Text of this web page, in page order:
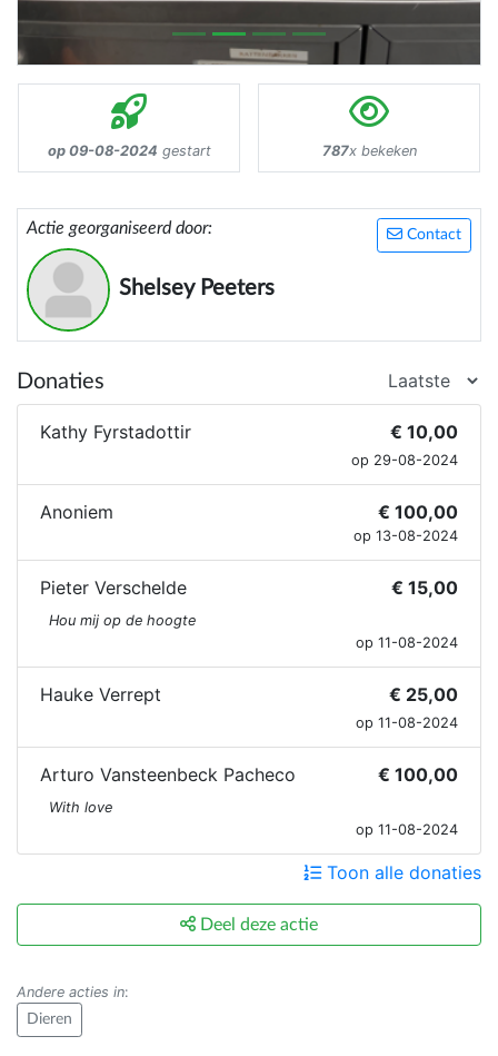
op 09-08-2024 gestart 787x bekeken
Contact
Actie georganiseerd door:
Shelsey Peeters
Donaties
Kathy Fyrstadottir € 10,00
op 29-08-2024
Anoniem € 100,00
op 13-08-2024
Pieter Verschelde € 15,00
Hou mij op de hoogte
op 11-08-2024
Hauke Verrept € 25,00
op 11-08-2024
Arturo Vansteenbeck Pacheco € 100,00
With love
op 11-08-2024
Toon alle donaties
Deel deze actie
Andere acties in:
Dieren